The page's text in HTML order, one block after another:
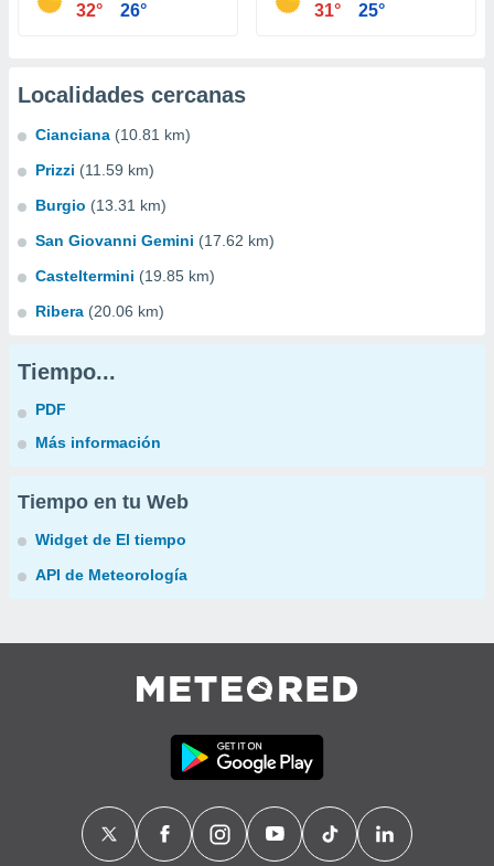
32° 26° 31° 25°
Localidades cercanas
Cianciana (10.81 km)
Prizzi (11.59 km)
Burgio (13.31 km)
San Giovanni Gemini (17.62 km)
Casteltermini (19.85 km)
Ribera (20.06 km)
Tiempo...
PDF
Más información
Tiempo en tu Web
Widget de El tiempo
API de Meteorología